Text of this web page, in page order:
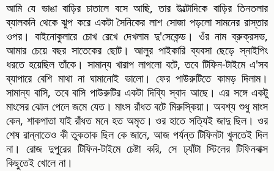
আমি যে ভাঙা বাড়ির চাতালে বসে আছি, তার উল্টোদিকে বাড়ির তিনতলার
ব্যালকনি থেকে ঝুপ করে একটা সৈনিকের লাশ সোজা পড়লো সামনের রাস্তার
ওপর। বাইনোকুলারে চোখ রেখে দেখলাম দু'সেকেন্ড। ওঁর নাম ব্রুক্রসভ,
আমার চেয়ে বছর সাতেকের ছোট। আলুর পাইকারি ব্যবসা ছেড়ে স্নাইপিং
ধরতে হয়েছিল তাঁকে। সামান্য খারাপ লাগলো বটে, তবে টিফিন-টাইমে এ'সব
ব্যাপারে বেশি মাথা না ঘামানোই ভালো। ফের পাউরুটিতে কামড় দিলাম।
সামান্য বাসি, তবে বাসি পাউরুটির একটা দিব্যি স্বাদ আছে। এর সঙ্গে একটু
মাংসের ঝোল পেলে জমে যেত। মাংস রাঁধত বটে মিরুস্কিয়া। অবশ্য শুধু মাংস
কেন, শাকপাতা যাই রাঁধত মনে হত অমৃত। ওর হাতে সত্যিই জাদু ছিল। ওর
শেষ রান্নাতেও কী তুকতাক ছিল কে জানে, আজ পর্যন্ত টিফিনটা খুলতেই দিল
না। রোজ দুপুরের টিফিন-টাইমে চেষ্টা করি, সে ঢ্যাঁটা স্টিলের টিফিনবাক্স
কিছুতেই খোলে না।